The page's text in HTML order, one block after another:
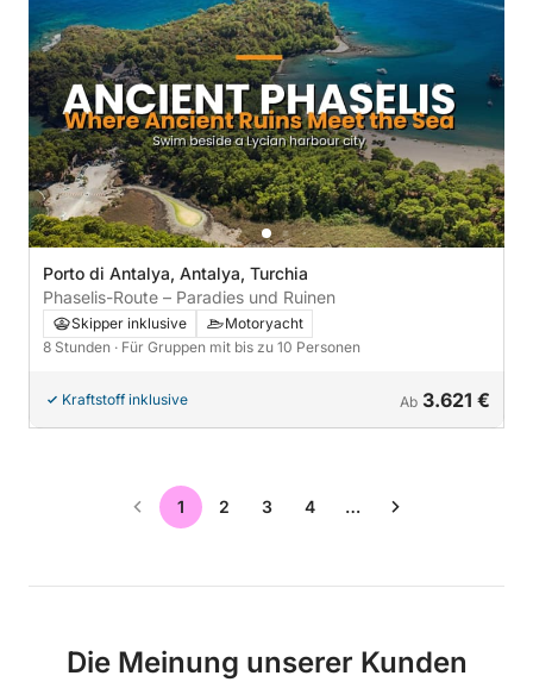
Porto di Antalya, Antalya, Turchia
Phaselis-Route – Paradies und Ruinen
Skipper inklusive
Motoryacht
8 Stunden · Für Gruppen mit bis zu 10 Personen
Kraftstoff inklusive Ab 3.621 €
1 2 3 4 …
Die Meinung unserer Kunden